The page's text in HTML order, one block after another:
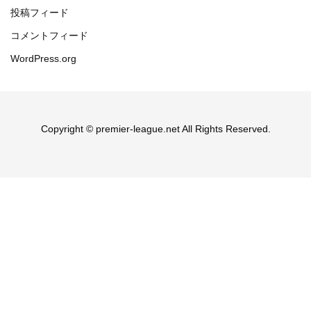
投稿フィード
コメントフィード
WordPress.org
Copyright © premier-league.net All Rights Reserved.